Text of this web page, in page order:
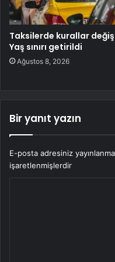
Taksilerde kurallar
Yaş sınırı getirildi
Ağustos 8, 2026
Bir yanıt yazın
E-posta adresiniz
işaretlenmişlerdir